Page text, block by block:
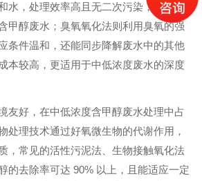
水，处理效率高且无二次污染，适合处
甲醇废水；臭氧氧化法则利用臭氧的强
条件温和，还能同步降解废水中的其他
本较高，更适用于中低浓度废水的深度
友好，在中低浓度含甲醇废水处理中占
处理技术通过好氧微生物的代谢作用，
，常见的活性污泥法、生物接触氧化法
的去除率可达 90% 以上，且能适应一定